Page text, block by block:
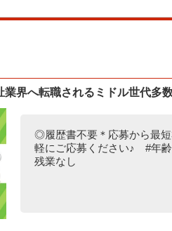
業界へ転職されるミドル世代多
◎履歴書不要＊応募から最
軽にご応募ください♪ #年
残業なし